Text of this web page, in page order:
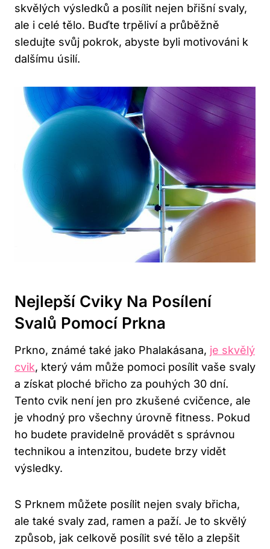
skvělých výsledků a posílit nejen břišní svaly,
ale i celé tělo. Buďte trpěliví a průběžně
sledujte svůj pokrok, abyste byli motivováni k
dalšímu úsilí.
Nejlepší Cviky Na Posílení
Svalů Pomocí Prkna
Prkno, známé také jako Phalakásana, je skvělý
cvik, který vám může pomoci posílit vaše svaly
a získat ploché břicho za pouhých 30 dní.
Tento cvik není jen pro zkušené cvičence, ale
je vhodný pro všechny úrovně fitness. Pokud
ho budete pravidelně provádět s správnou
technikou a intenzitou, budete brzy vidět
výsledky.
S Prknem můžete posílit nejen svaly břicha,
ale také svaly zad, ramen a paží. Je to skvělý
způsob, jak celkově posílit své tělo a zlepšit